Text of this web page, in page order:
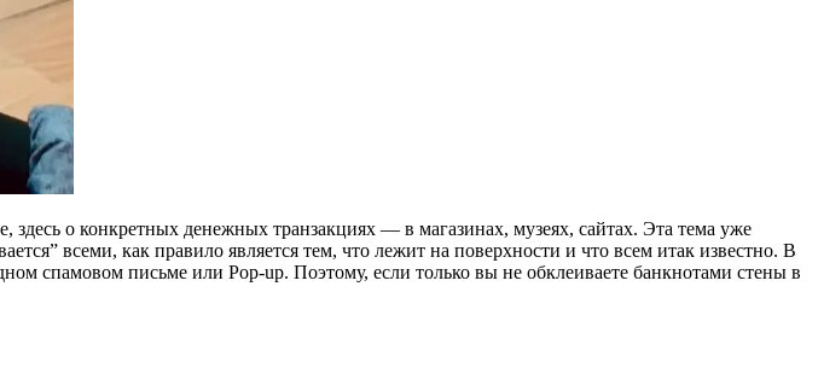
о конкретных денежных транзакциях — в магазинах, музеях, сайтах. Эта тема уже
всеми, как правило является тем, что лежит на поверхности и что всем итак известно. В
спамовом письме или Pop-up. Поэтому, если только вы не обклеиваете банкнотами стены в